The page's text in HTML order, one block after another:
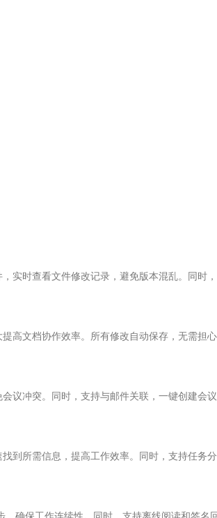
实时查看文件修改记录，避免版本混乱。同时，
高文档协作效率。所有修改自动保存，无需担心
议冲突。同时，支持与邮件关联，一键创建会议
到所需信息，提高工作效率。同时，支持任务分